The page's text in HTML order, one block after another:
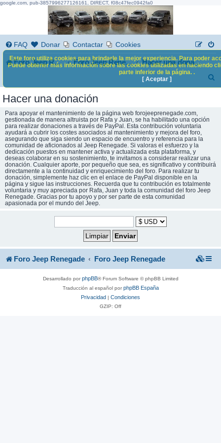
google.com, pub-3857996277126161, DIRECT, f08c47fec0942fa0
FAQ Donar Contactar Cookies
Foro Jeep Renegade Foro Jeep Renegade
Hacer una donación
Hacer una donación
Para apoyar el mantenimiento de la página web forojeeprenegade.com,
gestionada de manera altruista por Rafa y Juan, se ha habilitado una opción
para realizar donaciones a través de PayPal. Esta contribución voluntaria
ayudará a cubrir los costes asociados al mantenimiento y mejora del foro,
asegurando que siga siendo un espacio de encuentro y referencia para la
comunidad de aficionados al Jeep Renegade. Si valoras el esfuerzo y la
dedicación puestos en mantener activa y actualizada esta plataforma, y
deseas colaborar en su sostenimiento, te invitamos a considerar realizar una
donación. Cualquier aporte, por pequeño que sea, es significativo y contribuirá
directamente a la continuidad y enriquecimiento del foro. Para realizar tu
donación, simplemente haz clic en el enlace de PayPal disponible en la
página y sigue las instrucciones. Recuerda que tu contribución es totalmente
voluntaria y muy apreciada por Rafa, Juan y toda la comunidad del foro Jeep
Renegade. Gracias por tu apoyo y por ser parte de esta comunidad
apasionada por el mundo del Jeep.
Este foro utiliza cookies para brindarle la mejor experiencia. Para poder
Puede obtener más información sobre las cookies utilizadas en haciendo
parte inferior de la página. .
[ Aceptar ]
Foro Jeep Renegade Foro Jeep Renegade
Desarrollado porphpBB® Forum Software © phpBB Limited
Traducción al español porphpBB España
Privacidad | Condiciones
GZIP: Off